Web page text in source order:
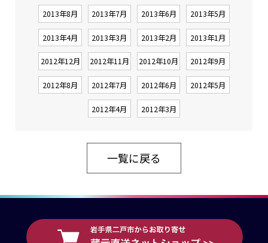
2013年8月 2013年7月 2013年6月 2013年5月
2013年4月 2013年3月 2013年2月 2013年1月
2012年12月 2012年11月 2012年10月 2012年9月
2012年8月 2012年7月 2012年6月 2012年5月
2012年4月 2012年3月
一覧に戻る